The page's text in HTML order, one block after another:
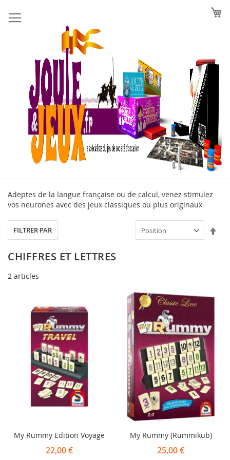
au
contenu
Adeptes de la langue française ou de calcul, venez stimulez
vos neurones avec des jeux classiques ou plus originaux
CHIFFRES ET LETTRES
2 articles
My Rummy Edition Voyage
22,00 €
My Rummy (Rummikub)
25,00 €
FILTRER PAR